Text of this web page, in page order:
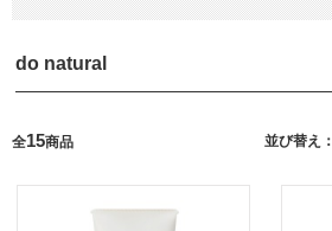
do natural
全15商品 並び替え：